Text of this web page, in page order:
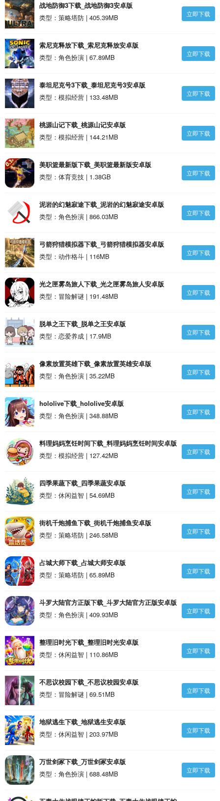
战地防御3下载_战地防御3安卓版
类型：策略塔防 | 405.39MB
立即下载
索尼克释放下载_索尼克释放安卓版
类型：角色扮演 | 67.89MB
立即下载
泰坦尼克号3下载_泰坦尼克号3安卓版
类型：模拟经营 | 133.48MB
立即下载
桃源山记下载_桃源山记安卓版
类型：模拟经营 | 144.21MB
立即下载
美职篮最新版下载_美职篮最新版安卓版
类型：体育竞技 | 1.38GB
立即下载
泥岩的幻魅寂途下载_泥岩的幻魅寂途安卓版
类型：角色扮演 | 866.03MB
立即下载
弓箭狩猎模拟器下载_弓箭狩猎模拟器安卓版
类型：动作格斗 | 116MB
立即下载
光之匣雾岛旅人下载_光之匣雾岛旅人安卓版
类型：冒险解谜 | 191.48MB
立即下载
脱单之王下载_脱单之王安卓版
类型：恋爱养成 | 17.9MB
立即下载
像素放置英雄下载_像素放置英雄安卓版
类型：角色扮演 | 35.22MB
立即下载
hololive下载_hololive安卓版
类型：角色扮演 | 348.88MB
立即下载
料理妈妈烹饪时间下载_料理妈妈烹饪时间安卓版
类型：模拟经营 | 127.42MB
立即下载
四季果蔬下载_四季果蔬安卓版
类型：休闲益智 | 54.69MB
立即下载
街机千炮捕鱼下载_街机千炮捕鱼安卓版
类型：策略塔防 | 246.58MB
立即下载
占城大师下载_占城大师安卓版
类型：策略塔防 | 65.89MB
立即下载
斗罗大陆官方正版下载_斗罗大陆官方正版安卓版
类型：角色扮演 | 409.93MB
立即下载
整理旧时光下载_整理旧时光安卓版
类型：休闲益智 | 110.86MB
立即下载
不思议校园下载_不思议校园安卓版
类型：冒险解谜 | 69.51MB
立即下载
地狱逃生下载_地狱逃生安卓版
类型：休闲益智 | 203.97MB
立即下载
万世剑冢下载_万世剑冢安卓版
类型：角色扮演 | 688.48MB
立即下载